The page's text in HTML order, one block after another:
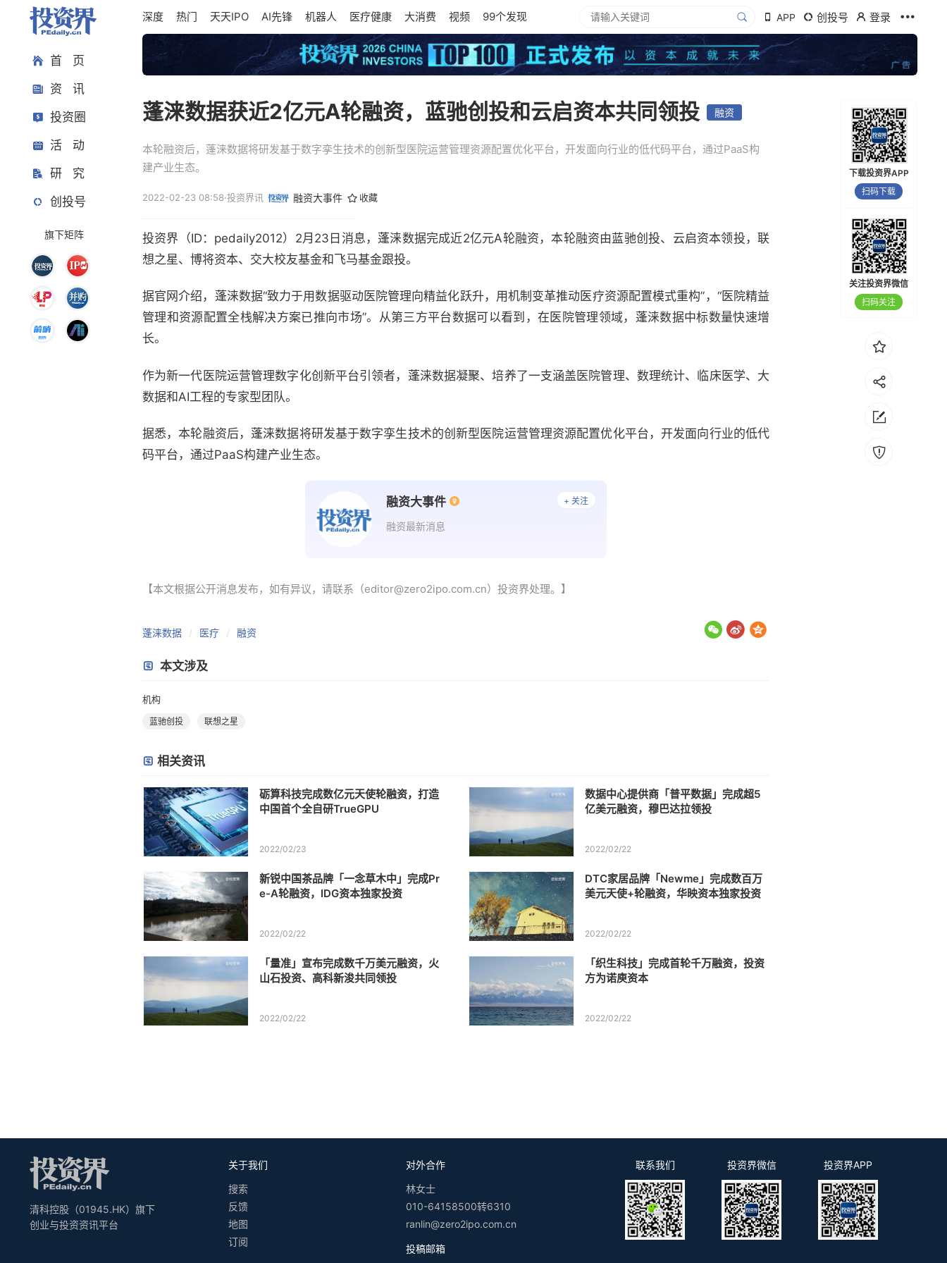
首 页
资 讯
投资圈
活 动
研 究
创投号
旗下矩阵
深度 热门 天天IPO AI先锋 机器人 医疗健康 大消费 视频 99个发现 APP 创投号 登录
蓬涞数据获近2亿元A轮融资，蓝驰创投和云启资本共同领投 融资
本轮融资后，蓬涞数据将研发基于数字孪生技术的创新型医院运营管理资源配置优化平台，开发面向行业的低代码平台，通过PaaS构
建产业生态。
2022-02-23 08:58·投资界讯 融资大事件 收藏
投资界（ID：pedaily2012）2月23日消息，蓬涞数据完成近2亿元A轮融资，本轮融资由蓝驰创投、 云启资本领投，联
想之星、 博将资本、交大校友基金和飞马基金跟投。
据官网介绍，蓬涞数据“致力于用数据驱动医院管理向精益化跃升，用机制变革推动医疗资源配置模式重构”，“医院精益
管理和资源配置全栈解决方案已推向市场”。从第三方平台数据可以看到，在医院管理领域，蓬涞数据中标数量快速增
长。
作为新一代医院运营管理数字化创新平台引领者，蓬涞数据凝聚、培养了一支涵盖医院管理、数理统计、临床医学、大
数据和AI工程的专家型团队。
据悉，本轮融资后，蓬涞数据将研发基于数字孪生技术的创新型医院运营管理资源配置优化平台，开发面向行业的低代
码平台，通过PaaS构建产业生态。
融资大事件
融资最新消息
+ 关注
【本文根据公开消息发布，如有异议，请联系（editor@zero2ipo.com.cn）投资界处理。】
蓬涞数据 医疗 融资
本文涉及
机构
蓝驰创投 联想之星
相关资讯
砺算科技完成数亿元天使轮融资，打造
中国首个全自研TrueGPU
2022/02/23
数据中心提供商「普平数据」完成超5
亿美元融资，穆巴达拉领投
2022/02/22
新锐中国茶品牌「一念草木中」完成Pr
e-A轮融资，IDG资本独家投资
2022/02/22
DTC家居品牌「Newme」完成数百万
美元天使+轮融资，华映资本独家投资
2022/02/22
「量准」宣布完成数千万美元融资，火
山石投资、高科新浚共同领投
2022/02/22
「织生科技」完成首轮千万融资，投资
方为诺庾资本
2022/02/22
下载投资界APP
扫码下载
关注投资界微信
扫码关注
清科控股（01945.HK）旗下
创业与投资资讯平台
关于我们
搜索
反馈
地图
订阅
对外合作
林女士
010-64158500转6310
ranlin@zero2ipo.com.cn
投稿邮箱
联系我们 投资界微信 投资界APP